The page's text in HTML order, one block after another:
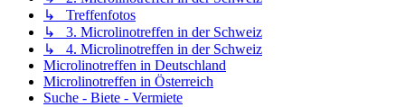
↳ Treffenfotos
↳ 3. Microlinotreffen in der Schweiz
↳ 4. Microlinotreffen in der Schweiz
Microlinotreffen in Deutschland
Microlinotreffen in Österreich
Suche - Biete - Vermiete